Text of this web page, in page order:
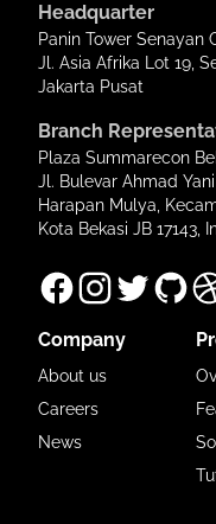
Headquarter
Panin Tower Senayan
Jl. Asia Afrika Lot 19,
Jakarta Pusat
Branch
Plaza Summarecon
Jl. Bulevar Ahmad
Harapan Mulya,
Kota Bekasi JB 17143,
Company
About us
Careers
News